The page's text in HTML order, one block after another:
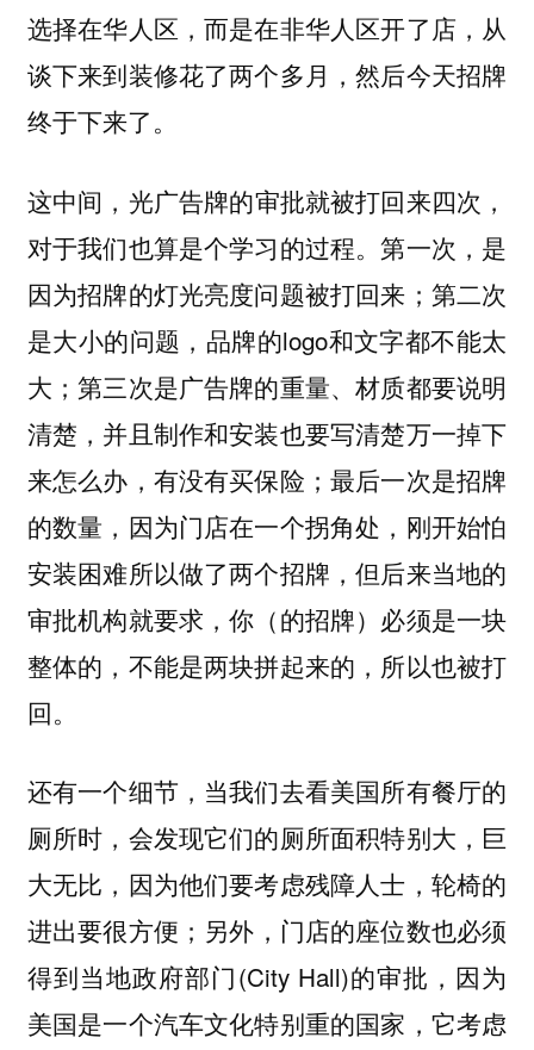
选择在华人区，而是在非华人区开了店，从
谈下来到装修花了两个多月，然后今天招牌
终于下来了。
这中间， 光广告牌的审批就被打回来四次，
对于我们也算是个学习的过程。第一次，是
因为招牌的灯光亮度问题被打回来；第二次
是大小的问题，品牌的logo和文字都不能太
大；第三次是广告牌的重量、材质都要说明
清楚，并且制作和安装也要写清楚万一掉下
来怎么办，有没有买保险；最后一次是招牌
的数量，因为门店在一个拐角处，刚开始怕
安装困难所以做了两个招牌，但后来当地的
审批机构就要求，你（的招牌）必须是一块
整体的，不能是两块拼起来的，所以也被打
回。
还有一个细节，当我们去看美国所有餐厅的
厕所时，会发现它们的厕所面积特别大，巨
大无比，因为他们要考虑残障人士，轮椅的
进出要很方便；另外，门店的座位数也必须
得到当地政府部门(City Hall)的审批，因为
美国是一个汽车文化特别重的国家，它考虑